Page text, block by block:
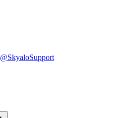
@SkyaloSupport